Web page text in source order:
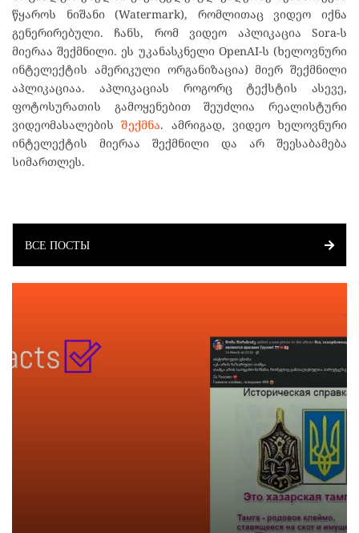
წყაროს ნიშანი (Watermark), რომლითაც ვიდეო იქნა
გენერირებული. ჩანს, რომ ვიდეო აპლიკაცია Sora-ს
მიერაა შექმნილი. ეს უკანასკნელი OpenAI-ს (ხელოვნური
ინტელექტის ამერიკული ორგანიზაცია) მიერ შექმნილი
აპლიკაციაა. აპლიკაციას როგორც ტექსტის ასევე,
ფოტოსურათის გამოყენებით შეუძლია რეალისტური
ვიდეომასალებისშექმნა. ამრიგად, ვიდეო ხელოვნური
ინტელექტის მიერაა შექმნილი და არ შეესაბამება
სიმართლეს.
ВСЕ ПОСТЫ